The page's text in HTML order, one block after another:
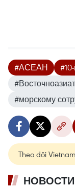
#АСЕАН
#морскому
Theo dõi